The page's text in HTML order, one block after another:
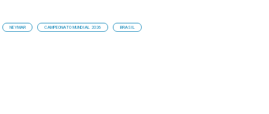
NEYMAR CAMPEONATO MUNDIAL 2026 BRASIL